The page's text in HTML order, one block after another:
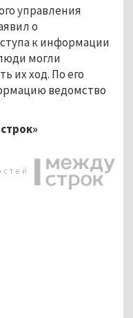
управления
о
к информации
могли
их ход. По его
ведомство